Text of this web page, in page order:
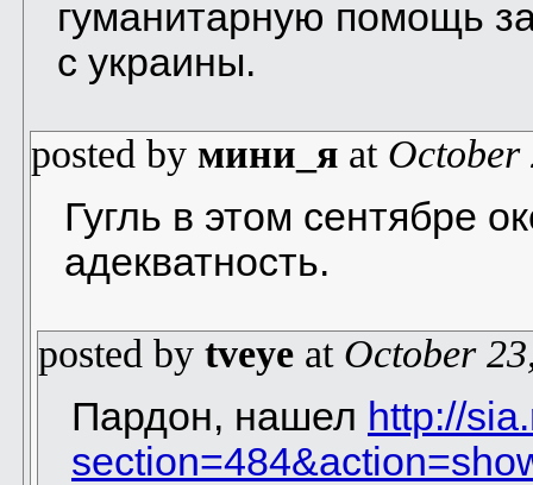
гуманитарную помощь
с украины.
posted by мини_я at October
Гугль в этом сентябре
адекватность.
posted by tveye at October
Пардон, нашел http://